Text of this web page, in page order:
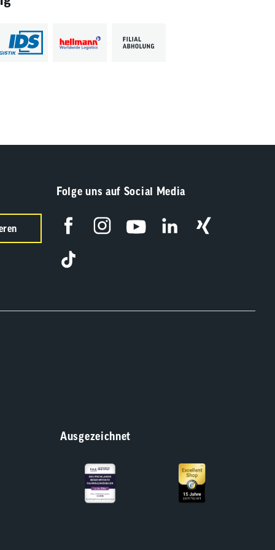
Folge uns auf Social Media
Ausgezeichnet